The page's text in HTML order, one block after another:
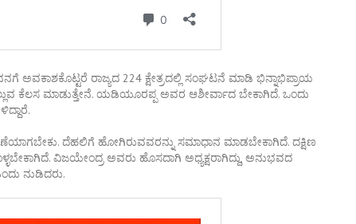
ರಾಜ್ಯದ 224 ಕ್ಷೇತ್ರದಲ್ಲಿ ಸಂಘಟನೆ ಮಾಡಿ ಭಿನ್ನಾಭಿಪ್ರಾಯ
ಕೆಲಸ ಮಾಡುತ್ತೇನೆ. ಯಡಿಯೂರಪ್ಪ ಅವರ ಆಶೀರ್ವಾದ ಬೇಕಾಗಿದೆ. ಒಂದು
ದೆಹಲಿಗೆ ಹೋಗಿರುವವರನ್ನು ಸಮಾಧಾನ ಮಾಡಬೇಕಾಗಿದೆ. ದಕ್ಷಿಣ
ವಿಜಯೇಂದ್ರ ಅವರು ಹೊಸದಾಗಿ ಅಧ್ಯಕ್ಷರಾಗಿದ್ದು, ಅನುಭವದ
ನುಡಿದರು.